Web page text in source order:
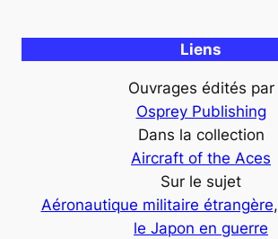
Liens
Ouvrages édités par
Osprey Publishing
Dans la collection
Aircraft of the Aces
Sur le sujet
Aéronautique militaire étrangère,
le Japon en guerre